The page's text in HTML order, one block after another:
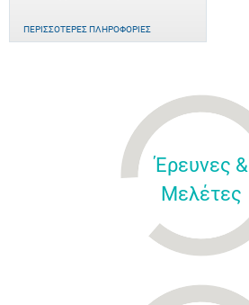
ΠΕΡΙΣΣΌΤΕΡΕΣ ΠΛΗΡΟΦΟΡΊΕΣ
Έρευνες &
Μελέτες